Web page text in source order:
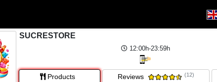
SUCRESTORE
12:00h-23:59h
Products Reviews (12)